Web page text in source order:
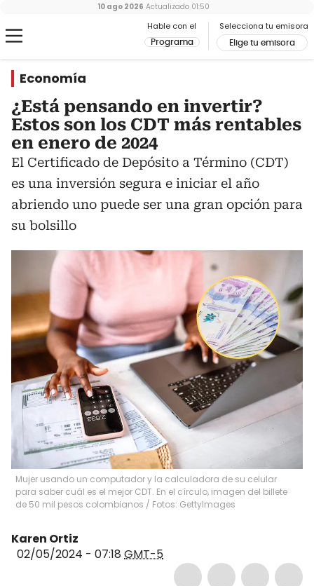
Hable con el
Programa
Selecciona tu emisora
Elige tu emisora
10 ago 2026 Actualizado 01:50
Economía
¿Está pensando en invertir?
Estos son los CDT más rentables
en enero de 2024
El Certificado de Depósito a Término (CDT)
es una inversión segura e iniciar el año
abriendo uno puede ser una gran opción para
su bolsillo
Mujer usando un computador y la calculadora de su celular
para saber cuál es el mejor CDT. En el círculo, imagen del billete
de 50 mil pesos colombianos / Fotos: GettyImages
Karen Ortiz
02/05/2024 - 07:18 GMT-5